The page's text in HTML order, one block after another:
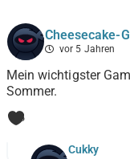
Cheesecake-
vor 5 Jahren
Mein wichtigster
Sommer.
3
Cukky